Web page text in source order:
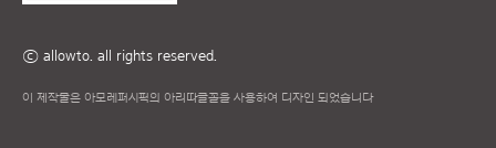
ⓒ allowto. all rights reserved.
이 제작물은 아모레퍼시픽의 아리따글꼴을 사용하여 디자인 되었습니다